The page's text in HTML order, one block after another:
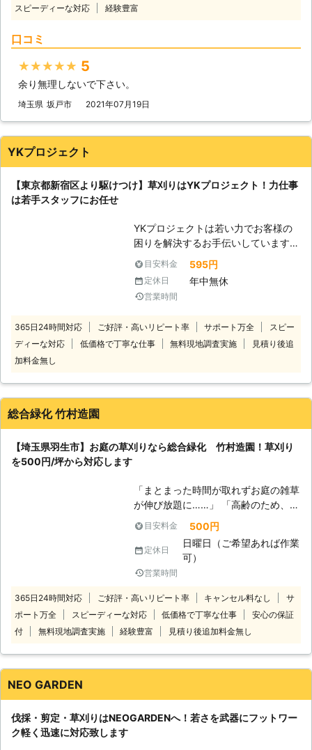
にお問い合わせください。
のですよね。 しかしお客様によって
雑草が伸びてきたけど、草刈りをして
みを弊社が解決いたします。 お庭管
す。 草刈りのことで何かありました
ら、お気軽に弊社までご相談くださ
い。 【フジエコクリーンが選ばれる
理由】 弊社にはお客様から選ばれる
理由がございます。 ●モーターバッ
迷惑はお掛けしません 弊社では、草
刈り作業をおこなうにあたってモータ
ーバッテリー駆動式の草刈り機を使用
騒音での作業も可能ですので、近隣住
民に騒音被害で迷惑を掛けることなく
ますので、根っこまで完全除去してほ
しい際もお任せください。 お庭の草
すべてお任せください。 ●年中無休
で対応！土日や祝日でもお気軽にご相
談ください お仕事が忙しい方にとっ
て、業者との打ち合わせスケジュール
を調整するのが難しいですよね。 業
者によっては土日や祝日といった日は
定休日の業者も多いため、なかなか予
のではないでしょうか。 そのような
ときは、弊社「フジエコクリーン」に
お任せください。 弊社は年中無休で
もお客様の都合に合わせた日程調整で
作業をおこなうことができます。 埼
軽に弊社までご相談ください。 お庭
管理のプロがお客様のもとまでお伺い
スピーディーな対応 経験豊富
口コミ
★★★★★ 5
余り無理しないで下さい。
埼玉県 坂戸市 2021年07月19日
YKプロジェクト
【東京都新宿区より駆けつけ】草刈りはYKプロジェクト！力仕事
は若手スタッフにお任せ
YKプロジェクトは若い力でお客様の
困りを解決するお手伝いしています。
1都3県にお住まいで雑草にお困りで
したら当店にお任せ
を！
フが駆けつけ！活気ある作業ではやく
丁寧> 当店は若手スタッフで構成され
が雑草にお困りのお客様の元に伺い、
刈りをするのは大変ですよね。雑草の
量によっては、せっかくの休日が半日
スタッフたちが駆けつけて、お客様の
お庭をキレイにしますよ。人手がある
から丁寧で素早い対応ができます。 <
草刈りは機械・手作業どちらも対応！
> 広範囲である空き地などの場所であ
れば機械を使った草刈り、花壇や小さ
な隙間などの手作業が必要な場は草む
しりで対応します。このように、シチ
ュエーションによって効率的な草刈り
方法をとっていますのでお任せを。
草刈りで「こだわり」や「ご要望」な
どがありましたら気軽にご相談くださ
い。柔軟にお客様の思いを形にしま
には、草刈りのあとに防草シートや砂
利敷きをすることで対策できます。雑
目安料金 595円
定休日 年中無休
営業時間
365日24時間対応 ご好評・高いリピート率 サポート万全
スピー
ディーな対応
低価格で丁寧な仕事 無料現地調査実施
見積り後追
加料金無し
総合緑化 竹村造園
【埼玉県羽生市】お庭の草刈りなら総合緑化 竹村造園！草刈り
を500円/坪から対応します
「まとまった時間が取れずお庭の雑草
が伸び放題に……」 「高齢のため、長
時間お庭で草刈りをするのは辛い」
「広範囲での草刈り作業のため、専門
的な草刈り業者に依頼したい」 この
ようなことでお困りなら、私たち総合
緑化 竹村造園へ。 当店ではお庭の
草刈り作業を得意としております。
自分では対応が難しいといった際は、
草刈り代行をおこなっている当店にお
任せください。 ●お庭の草刈りを
りをおこないますので、草刈り業者を
目安料金 500円
定休日
日曜日（ご希望あれば作業
可）
営業時間
365日24時間対応 ご好評・高いリピート率 キャンセル料なし
サ
ポート万全
スピーディーな対応 低価格で丁寧な仕事
安心の保証
付
無料現地調査実施 経験豊富 見積り後追加料金無し
NEO GARDEN
伐採・剪定・草刈りはNEOGARDENへ！若さを武器にフットワー
ク軽く迅速に対応致します